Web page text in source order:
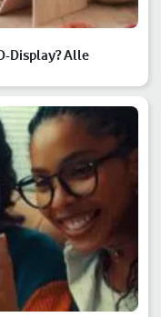
Display? Alle